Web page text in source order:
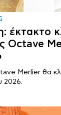
έκτακτο
Octave
Merlier θα
2026.